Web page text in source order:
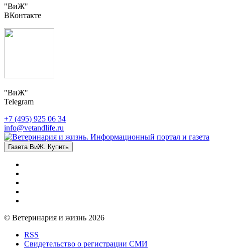
"ВиЖ"
ВКонтакте
"ВиЖ"
Telegram
+7 (495) 925 06 34
info@vetandlife.ru
Газета ВиЖ. Купить
© Ветеринария и жизнь 2026
RSS
Свидетельство о регистрации СМИ